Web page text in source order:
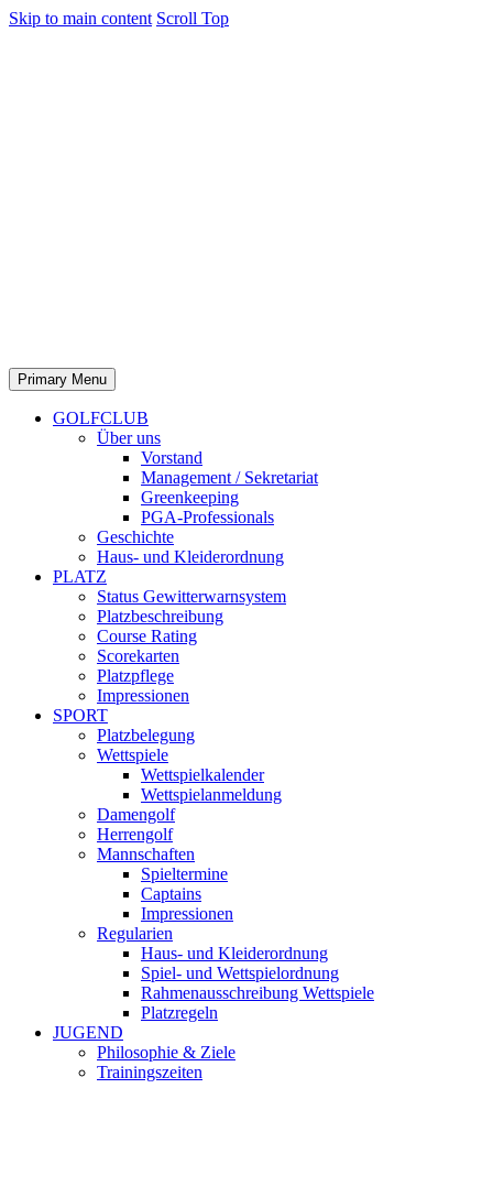
Skip to main content Scroll Top
Primary Menu
GOLFCLUB
Über uns
Vorstand
Management / Sekretariat
Greenkeeping
PGA-Professionals
Geschichte
Haus- und Kleiderordnung
PLATZ
Status Gewitterwarnsystem
Platzbeschreibung
Course Rating
Scorekarten
Platzpflege
Impressionen
SPORT
Platzbelegung
Wettspiele
Wettspielkalender
Wettspielanmeldung
Damengolf
Herrengolf
Mannschaften
Spieltermine
Captains
Impressionen
Regularien
Haus- und Kleiderordnung
Spiel- und Wettspielordnung
Rahmenausschreibung Wettspiele
Platzregeln
JUGEND
Philosophie & Ziele
Trainingszeiten